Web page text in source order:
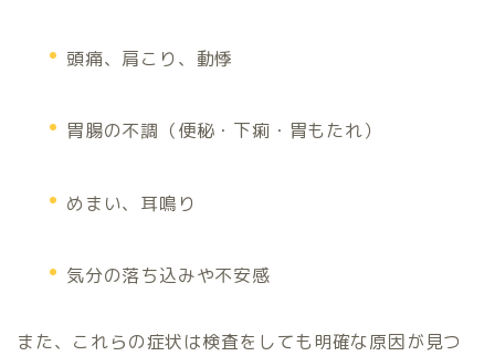
頭痛、肩こり、動悸
胃腸の不調（便秘・下痢・胃もたれ）
めまい、耳鳴り
気分の落ち込みや不安感
また、これらの症状は検査をしても明確な原因が見つ